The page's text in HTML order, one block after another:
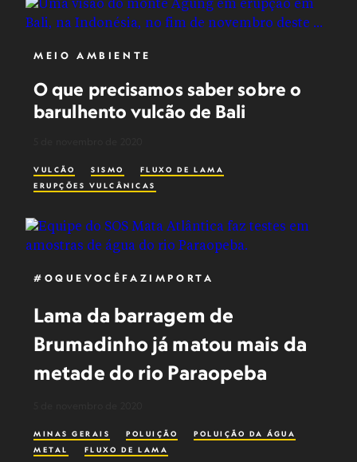
MEIO AMBIENTE
O que precisamos saber sobre o
barulhento vulcão de Bali
VULCÃO SISMO
FLUXO DE LAMA
ERUPÇÕES VULCÂNICAS
#OQUEVOCÊFAZIMPORTA
Lama da barragem de
Brumadinho já matou mais da
metade do rio Paraopeba
MINAS GERAIS POLUIÇÃO
POLUIÇÃO DA ÁGUA
METAL
FLUXO DE LAMA